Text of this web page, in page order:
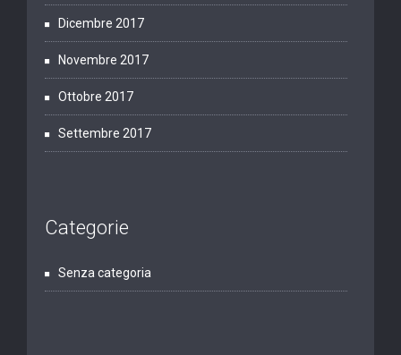
Dicembre 2017
Novembre 2017
Ottobre 2017
Settembre 2017
Categorie
Senza categoria